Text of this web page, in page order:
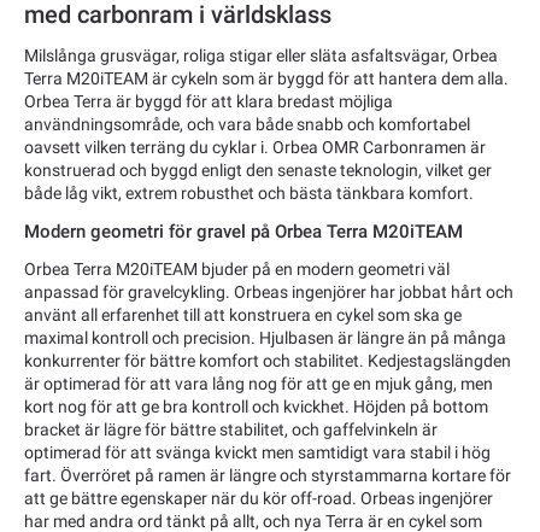
med carbonram i världsklass
Milslånga grusvägar, roliga stigar eller släta asfaltsvägar, Orbea
Terra M20iTEAM är cykeln som är byggd för att hantera dem alla.
Orbea Terra är byggd för att klara bredast möjliga
användningsområde, och vara både snabb och komfortabel
oavsett vilken terräng du cyklar i. Orbea OMR Carbonramen är
konstruerad och byggd enligt den senaste teknologin, vilket ger
både låg vikt, extrem robusthet och bästa tänkbara komfort.
Modern geometri för gravel på Orbea Terra M20iTEAM
Orbea Terra M20iTEAM bjuder på en modern geometri väl
anpassad för gravelcykling. Orbeas ingenjörer har jobbat hårt och
använt all erfarenhet till att konstruera en cykel som ska ge
maximal kontroll och precision. Hjulbasen är längre än på många
konkurrenter för bättre komfort och stabilitet. Kedjestagslängden
är optimerad för att vara lång nog för att ge en mjuk gång, men
kort nog för att ge bra kontroll och kvickhet. Höjden på bottom
bracket är lägre för bättre stabilitet, och gaffelvinkeln är
optimerad för att svänga kvickt men samtidigt vara stabil i hög
fart. Överröret på ramen är längre och styrstammarna kortare för
att ge bättre egenskaper när du kör off-road. Orbeas ingenjörer
har med andra ord tänkt på allt, och nya Terra är en cykel som